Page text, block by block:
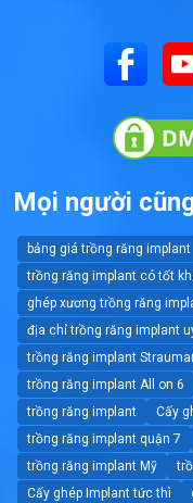
Mọi người
bảng giá trồng răng implant
trồng răng implant có tốt
ghép xương trồng răng
địa chỉ trồng răng implant
trồng răng implant
trồng răng implant All on 6
trồng răng implant
Cấy
trồng răng implant quận 7
trồng răng implant Mỹ
Cấy ghép Implant tức thì